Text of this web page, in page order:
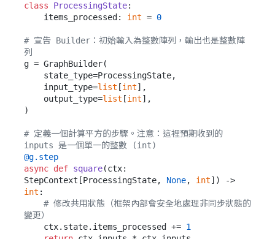
class
ProcessingState:
    items_processed:
int = 0
# 宣告 Builder：初始輸入為整數陣列，輸出也是整數陣
列
g = GraphBuilder(
    input_type=
list [int],
    output_type=
list [int],
)
# 定義一個計算平方的步驟。注意：這裡預期收到的
inputs 是一個單一的整數 (int)
@g.step
async def square(ctx:
StepContext[ProcessingState, None, int]
int :
# 修改共用狀態（框架內部會安全地處理非同步狀態的
變更）
    ctx.state.items_processed +=
1